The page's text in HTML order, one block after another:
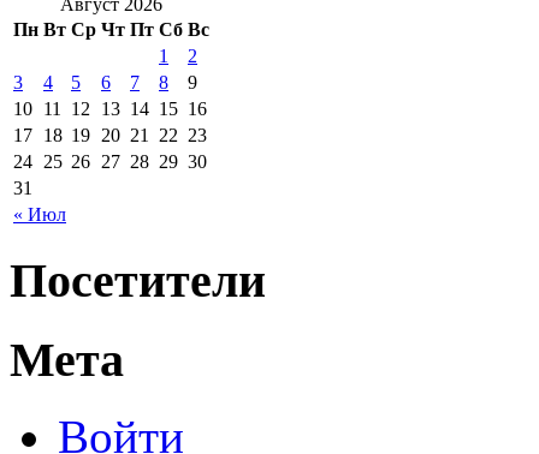
Август 2026
Пн Вт Ср Чт Пт Сб Вс
« Июл
1
2
3
4 5 6 7 8
9
10 11 12 13 14 15 16
17 18 19 20 21 22 23
24 25 26 27 28 29 30
31
Посетители
Мета
Войти